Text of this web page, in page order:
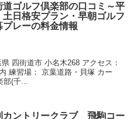
道ゴルフ倶楽部の口コミ～平
土日格安プラン・早朝ゴルフ
プレーの料金情報
四街道市 小名木268 アクセス：
練習場： 京葉道路・貝塚 カー
(千...
カントリークラブ 飛駒コー